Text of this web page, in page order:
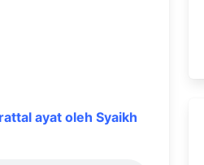
ayat oleh Syaikh